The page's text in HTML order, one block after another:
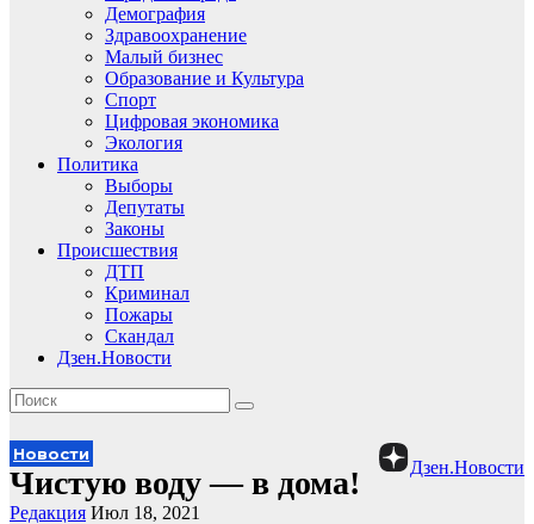
Демография
Здравоохранение
Малый бизнес
Образование и Культура
Спорт
Цифровая экономика
Экология
Политика
Выборы
Депутаты
Законы
Происшествия
ДТП
Криминал
Пожары
Скандал
Дзен.Новости
Дзен.Новости
Новости
Чистую воду — в дома!
Редакция Июл 18, 2021